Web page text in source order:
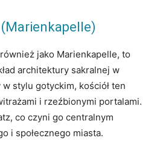
jako Marienkapelle, to
architektury sakralnej w
stylu gotyckim, kościół ten
i rzeźbionymi portalami.
co czyni go centralnym
i społecznego miasta.